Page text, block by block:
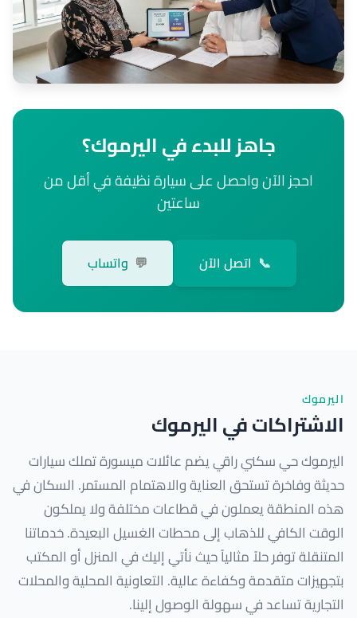
جاهز للبدء في اليرموك؟
احجز الآن واحصل على سيارة نظيفة في أقل من
ساعتين
📞 اتصل الآن 💬 واتساب
اليرموك
الاشتراكات في اليرموك
اليرموك حي سكني راقي يضم عائلات ميسورة تملك سيارات
حديثة وفاخرة تستحق العناية والاهتمام المستمر. السكان في
هذه المنطقة يعملون في قطاعات مختلفة ولا يملكون
الوقت الكافي للذهاب إلى محطات الغسيل البعيدة. خدماتنا
المتنقلة توفر حلاً مثالياً حيث نأتي إليك في المنزل أو المكتب
بتجهيزات متقدمة وكفاءة عالية. التعاونية المحلية والمحلات
التجارية تساعد في سهولة الوصول إلينا.